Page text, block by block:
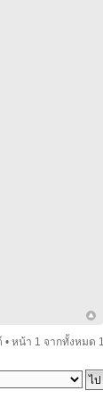
• หน้า 1 จากทั้งหมด 1